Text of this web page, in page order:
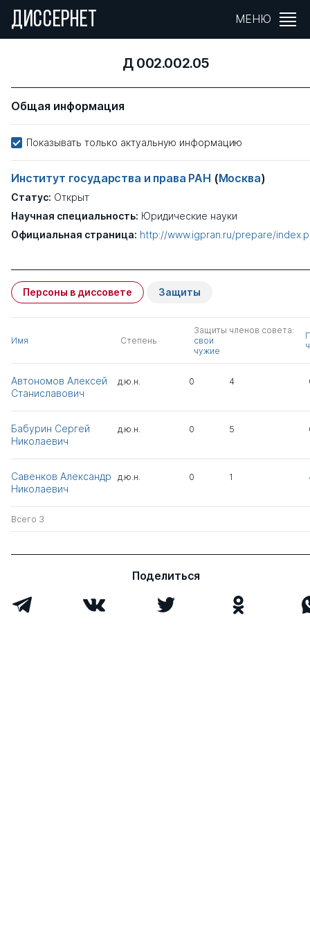
ДИССЕРНЕТ МЕНЮ
Д 002.002.05
Общая информация
Показывать только актуальную информацию
Институт государства и права РАН (Москва)
Статус: Открыт
Научная специальность: Юридические науки
Официальная страница: http://www.igpran.ru/prepare/
Персоны в диссовете Защиты
Имя Степень
Защиты членов совета:
свои
чужие
Автономов Алексей
Станиславович
д.ю.н. 0 4
Бабурин Сергей
Николаевич
д.ю.н. 0 5
Савенков Александр
Николаевич
д.ю.н. 0 1
Всего 3
Поделиться